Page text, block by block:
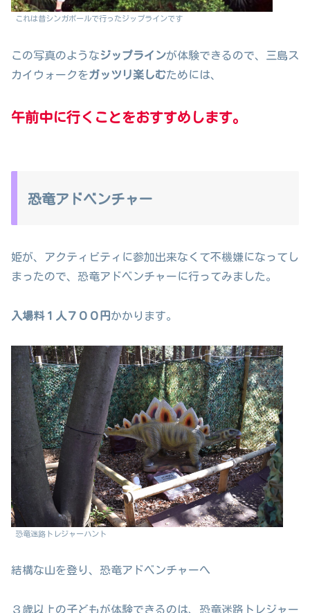
これは昔シンガポールで行ったジップラインです
この写真のようなジップラインが体験できるので、三島ス
カイウォークをガッツリ楽しむためには、
午前中に行くことをおすすめします。
恐竜アドベンチャー
姫が、アクティビティに参加出来なくて不機嫌になってし
まったので、恐竜アドベンチャーに行ってみました。
入場料１人７００円 かかります。
恐竜迷路トレジャーハント
結構な山を登り、恐竜アドベンチャーへ
３歳以上の子どもが体験できるのは、恐竜迷路トレジャー